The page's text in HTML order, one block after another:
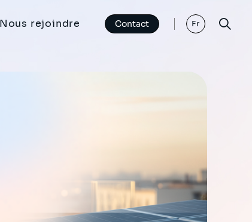
Nous rejoindre Contact Fr